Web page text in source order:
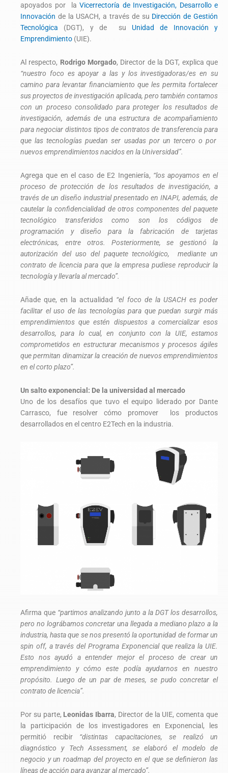
apoyados por la Vicerrectoría de Investigación, Desarrollo e
Innovación de la USACH, a través de su Dirección de Gestión
Tecnológica (DGT), y de su Unidad de Innovación y
Emprendimiento (UIE).
Al respecto, Rodrigo Morgado, Director de la DGT, explica que
“nuestro foco es apoyar a las y los investigadoras/es en su
camino para levantar financiamiento que les permita fortalecer
sus proyectos de investigación aplicada, pero también contamos
con un proceso consolidado para proteger los resultados de
investigación, además de una estructura de acompañamiento
para negociar distintos tipos de contratos de transferencia para
que las tecnologías puedan ser usadas por un tercero o por
nuevos emprendimientos nacidos en la Universidad”.
Agrega que en el caso de E2 Ingeniería, “los apoyamos en el
proceso de protección de los resultados de investigación, a
través de un diseño industrial presentado en INAPI, además, de
cautelar la confidencialidad de otros componentes del paquete
tecnológico transferidos como son los códigos de
programación y diseño para la fabricación de tarjetas
electrónicas, entre otros. Posteriormente, se gestionó la
autorización del uso del paquete tecnológico, mediante un
contrato de licencia para que la empresa pudiese reproducir la
tecnología y llevarla al mercado”.
Añade que, en la actualidad “el foco de la USACH es poder
facilitar el uso de las tecnologías para que puedan surgir más
emprendimientos que estén dispuestos a comercializar esos
desarrollos, para lo cual, en conjunto con la UIE, estamos
comprometidos en estructurar mecanismos y procesos ágiles
que permitan dinamizar la creación de nuevos emprendimientos
en el corto plazo”.
Un salto exponencial: De la universidad al mercado
Uno de los desafíos que tuvo el equipo liderado por Dante
Carrasco, fue resolver cómo promover los productos
desarrollados en el centro E2Tech en la industria.
Afirma que “partimos analizando junto a la DGT los desarrollos,
pero no lográbamos concretar una llegada a mediano plazo a la
industria, hasta que se nos presentó la oportunidad de formar un
spin off, a través del Programa Exponencial que realiza la UIE.
Esto nos ayudó a entender mejor el proceso de crear un
emprendimiento y cómo este podía ayudarnos en nuestro
propósito. Luego de un par de meses, se pudo concretar el
contrato de licencia”.
Por su parte, Leonidas Ibarra, Director de la UIE, comenta que
la participación de los investigadores en Exponencial, les
permitió recibir “distintas capacitaciones, se realizó un
diagnóstico y Tech Assessment, se elaboró el modelo de
negocio y un roadmap del proyecto en el que se definieron las
líneas de acción para avanzar al mercado”.